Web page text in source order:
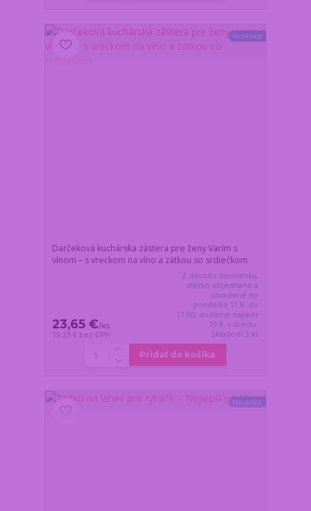
Novinka
Darčeková kuchárska zástera pre ženy Varím s
vínom – s vreckom na víno a zátkou so srdiečkom
23,65 €/ks
19,23 € bez DPH
Z dôvodu dovolenky,
všetko objednané a
uhradené do
pondelka 17.8. do
11:00, dodáme najskôr
19.8. v stredu.
Skladom 3 ks
Pridať do košíka
Novinka